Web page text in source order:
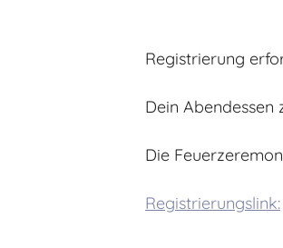
Registrierung
Dein
Die
Registrierungslink: